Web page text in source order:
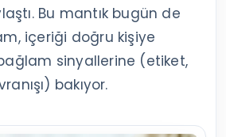
Bu mantık bugün de
içeriği doğru kişiye
sinyallerine (etiket,
bakıyor.